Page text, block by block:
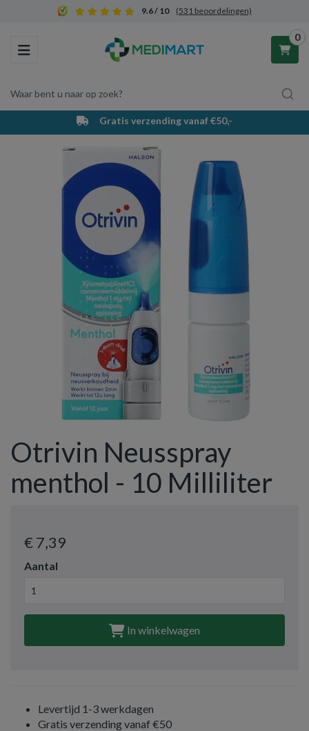
9.6 / 10 (531 beoordelingen)
Toggle navigation
Waar bent u naar op zoek?
0
Winkelwagen
Uw winkelwagen is leeg.
Vul hem met producten.
PostNL bezorging & afhaalpunten
Otrivin Neusspray
menthol - 10 Milliliter
€ 7,39
Aantal
In winkelwagen
Levertijd 1-3 werkdagen
Gratis verzending vanaf €50